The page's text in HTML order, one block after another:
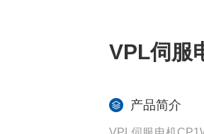
VPL伺服
产品简介